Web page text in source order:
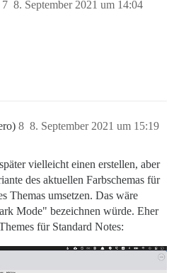
8. September 2021 um 14:04
7
8. September 2021 um 15:19
8
später vielleicht einen erstellen, aber
des aktuellen Farbschemas für
Themas umsetzen. Das wäre
Mode" bezeichnen würde. Eher
für Standard Notes: